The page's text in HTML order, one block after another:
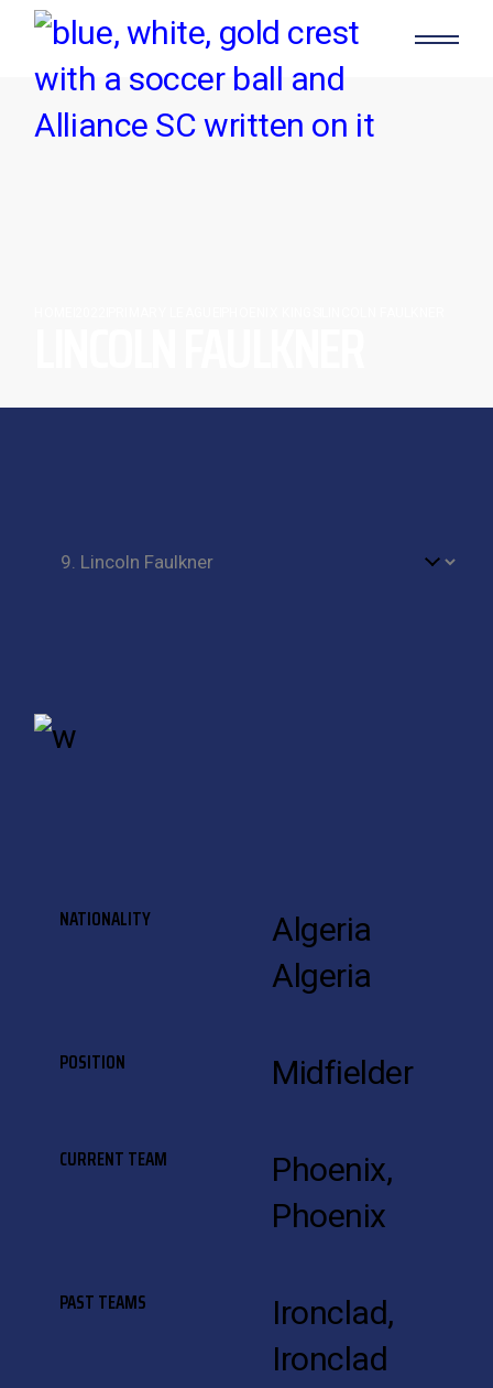
NATIONALITY
Algeria
Algeria
POSITION Midfielder
CURRENT TEAM
Phoenix,
Phoenix
PAST TEAMS
Ironclad,
Ironclad